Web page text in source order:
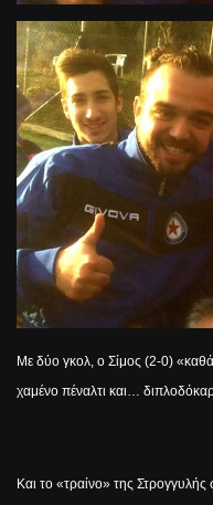
Με δύο γκολ, ο Σίμος (2-0)
χαμένο πέναλτι και…
Και το «τραίνο» της